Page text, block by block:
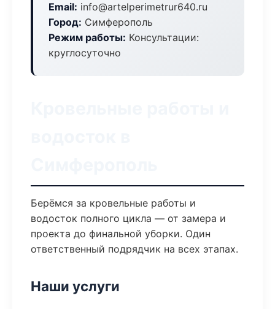
Email: info@artelperimetrur640.ru
Город: Симферополь
Режим работы: Консультации:
круглосуточно
Берёмся за кровельные работы и
водосток полного цикла — от замера и
проекта до финальной уборки. Один
ответственный подрядчик на всех этапах.
Наши услуги